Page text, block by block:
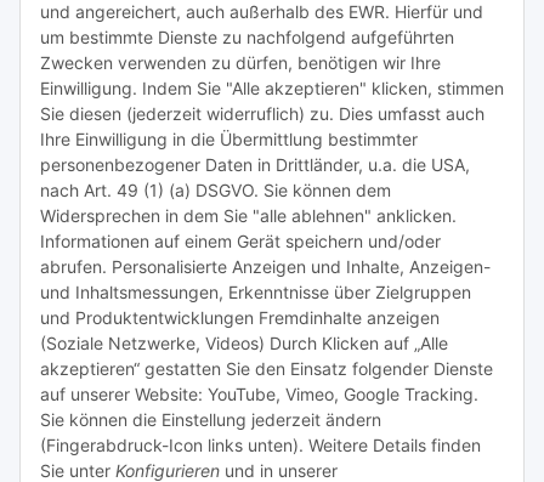
TiDis Lizenzsystem
Meist besuchte Seiten:
Tipps & Tricks rund um Sublimation
TiDis Videos auf Youtube
Nachfüllpreise für Druckerpatronen
Refillservice Patronen verpacken
TiDis Druckerwerkstatt
TiDis PC & Notebookwerkstatt
TiDis eScooter Werkstatt
und angereichert, auch außerhalb des EWR. Hierfür und
um bestimmte Dienste zu nachfolgend aufgeführten
Zwecken verwenden zu dürfen, benötigen wir Ihre
Einwilligung. Indem Sie "Alle akzeptieren" klicken, stimmen
Sie diesen (jederzeit widerruflich) zu. Dies umfasst auch
Ihre Einwilligung in die Übermittlung bestimmter
personenbezogener Daten in Drittländer, u.a. die USA,
nach Art. 49 (1) (a) DSGVO. Sie können dem
Widersprechen in dem Sie "alle ablehnen" anklicken.
Informationen auf einem Gerät speichern und/oder
abrufen. Personalisierte Anzeigen und Inhalte, Anzeigen-
und Inhaltsmessungen, Erkenntnisse über Zielgruppen
und Produktentwicklungen Fremdinhalte anzeigen
(Soziale Netzwerke, Videos) Durch Klicken auf „Alle
akzeptieren“ gestatten Sie den Einsatz folgender Dienste
auf unserer Website: YouTube, Vimeo, Google Tracking.
Sie können die Einstellung jederzeit ändern
(Fingerabdruck-Icon links unten). Weitere Details finden
Sie unter Konfigurieren und in unserer